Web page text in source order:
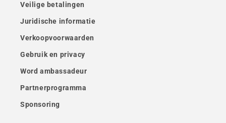
Veilige betalingen
Juridische informatie
Verkoopvoorwaarden
Gebruik en privacy
Word ambassadeur
Partnerprogramma
Sponsoring